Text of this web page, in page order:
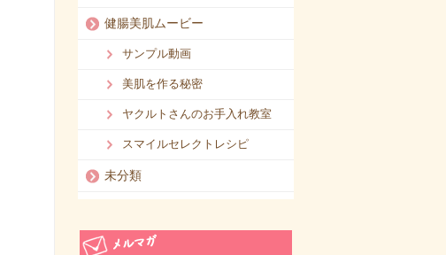
健腸美肌ムービー
サンプル動画
美肌を作る秘密
ヤクルトさんのお手入れ教室
スマイルセレクトレシピ
未分類